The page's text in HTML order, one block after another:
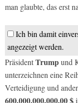
man glaubte, das erst
Ich bin damit
angezeigt werden.
PräsidentTrumpund
unterzeichnen eine
Verteidigung und
600.000.000.000.00 $